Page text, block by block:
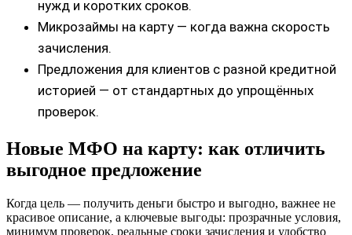
нужд и коротких сроков.
Микрозаймы на карту — когда важна скорость
зачисления.
Предложения для клиентов с разной кредитной
историей — от стандартных до упрощённых
проверок.
Новые МФО на карту: как отличить
выгодное предложение
Когда цель — получить деньги быстро и выгодно, важнее не
красивое описание, а ключевые выгоды: прозрачные условия,
минимум проверок, реальные сроки зачисления и удобство